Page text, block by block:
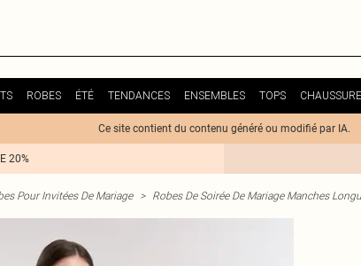
ROBES ÉTÉ TENDANCES ENSEMBLES TOPS
Ce site contient du contenu généré ou modifié par IA.
20%
Pour Invitées De Mariage > Robes De Soirée De Mariage Manches